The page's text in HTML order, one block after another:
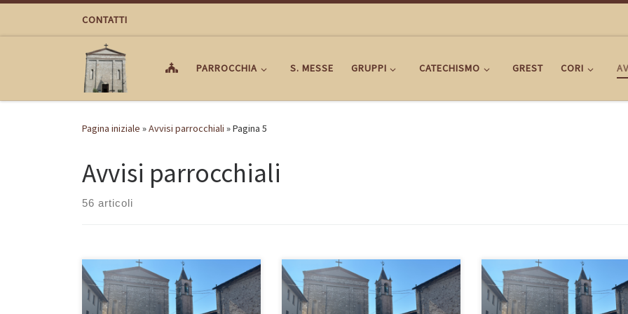
Passa al contenutoCONTATTI
PARROCCHIA S. MESSE GRUPPI CATECHISMO GREST CORI
Pagina iniziale »Avvisi parrocchiali »Pagina 5
Avvisi parrocchiali
56 articoli
VOLANTINO SETTIMANALE
PARROCCHIALE 2 Novembre –
Commemorazione di tutti i fedeli
VOLANTINO SETTIMANALE
PARROCCHIALE 26 ottobre – 30^
domenica del Tempo Ordinario –
VOLANTINO SETTIMANALE
PARROCCHIALE 19 ottobre – 29^
domenica del Tempo Ordinario –